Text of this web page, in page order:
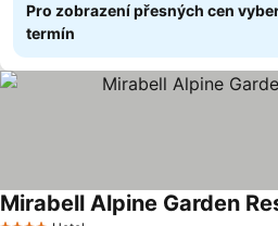
Pro zobrazení přesných cen
termín
Mirabell Alpine Garden